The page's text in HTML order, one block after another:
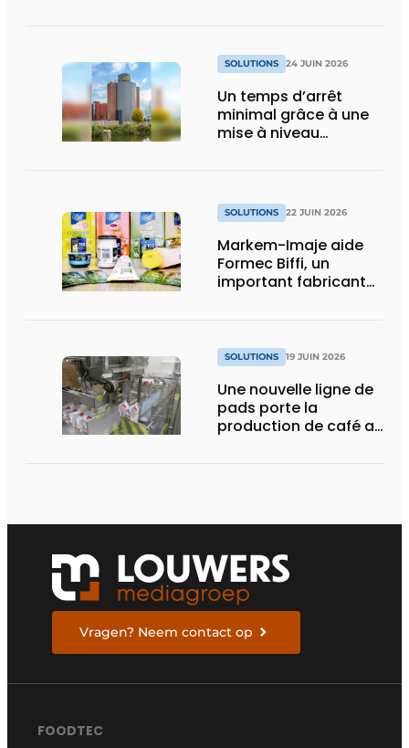
SOLUTIONS 24 JUIN 2026
Un temps d’arrêt
minimal grâce à une
mise à niveau
SOLUTIONS 22 JUIN 2026
Markem-Imaje aide
Formec Biffi, un
important fabricant
SOLUTIONS 19 JUIN 2026
Une nouvelle ligne de
pads porte la
production de café au
Vragen? Neem contact op
FOODTEC